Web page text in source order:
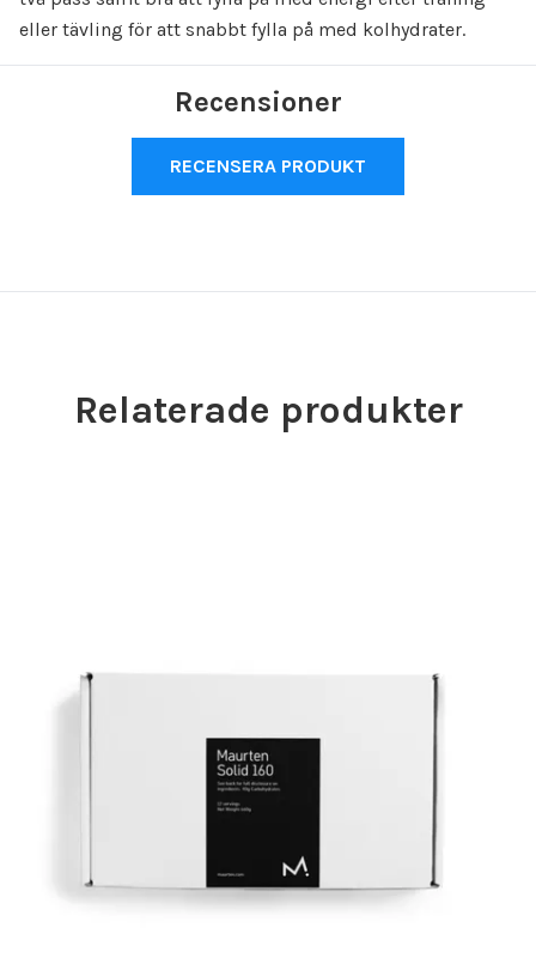
eller tävling för att snabbt fylla på med kolhydrater.
Recensioner
RECENSERA PRODUKT
Relaterade produkter